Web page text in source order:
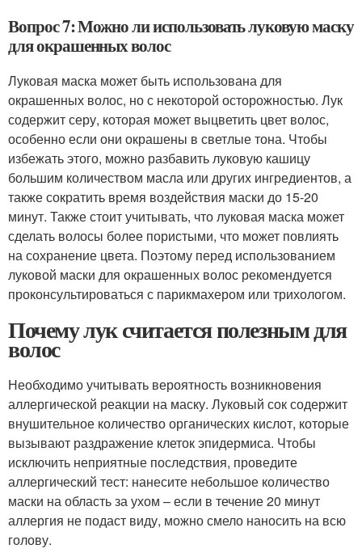
Вопрос 7: Можно ли использовать луковую маску
для окрашенных волос
Луковая маска может быть использована для
окрашенных волос, но с некоторой осторожностью. Лук
содержит серу, которая может выцветить цвет волос,
особенно если они окрашены в светлые тона. Чтобы
избежать этого, можно разбавить луковую кашицу
большим количеством масла или других ингредиентов, а
также сократить время воздействия маски до 15-20
минут. Также стоит учитывать, что луковая маска может
сделать волосы более пористыми, что может повлиять
на сохранение цвета. Поэтому перед использованием
луковой маски для окрашенных волос рекомендуется
проконсультироваться с парикмахером или трихологом.
Почему лук считается полезным для
волос
Необходимо учитывать вероятность возникновения
аллергической реакции на маску. Луковый сок содержит
внушительное количество органических кислот, которые
вызывают раздражение клеток эпидермиса. Чтобы
исключить неприятные последствия, проведите
аллергический тест: нанесите небольшое количество
маски на область за ухом – если в течение 20 минут
аллергия не подаст виду, можно смело наносить на всю
голову.